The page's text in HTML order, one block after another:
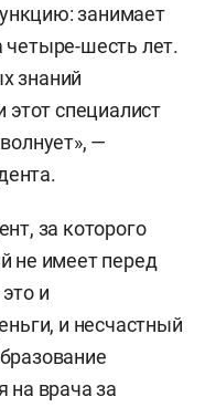
занимает
четыре-шесть лет.
знаний
этот специалист
—
за которого
не имеет перед
и
и несчастный
на врача за